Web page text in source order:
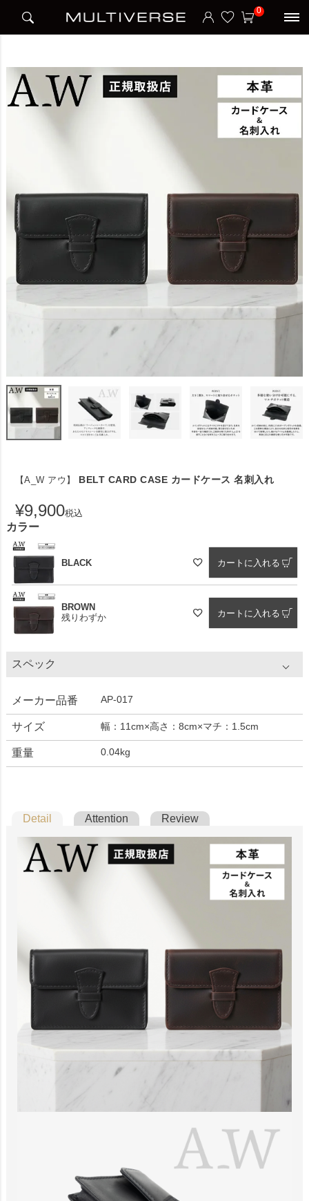
0
BELT CARD CASE カードケース 名刺入れ
【A_W アウ】 BELT CARD CASE カードケース 名刺入れ
¥9,900税込
カラー
BLACK カートに入れる
BROWN
残りわずか
カートに入れる
スペック
メーカー品番 AP-017
サイズ 幅：11cm×高さ：8cm×マチ：1.5cm
重量 0.04kg
Detail Attention Review